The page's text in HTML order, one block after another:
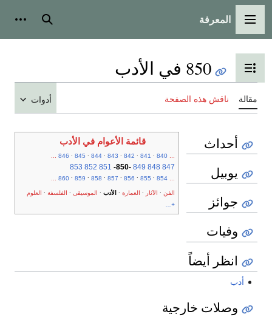
القائمة الرئيسية
المعرفة بحث
تبديل عرض جدول المحتويات
850 في الأدب
مقالة ناقش هذه الصفحة أدوات
قائمة الأعوام في الأدب
...
840
841
842
843
844
845
846
...
847
848
849
-
850
-
851
852
853
...
854
855
856
857
858
859
860
...
الفن الآثار العمارة الأدب الموسيقى الفلسفة
العلوم
+...
أحداث
يوبيل
جوائز
وفيات
انظر أيضاً
أدب
وصلات خارجية